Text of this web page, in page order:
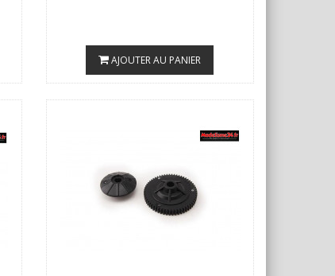
AJOUTER AU PANIER